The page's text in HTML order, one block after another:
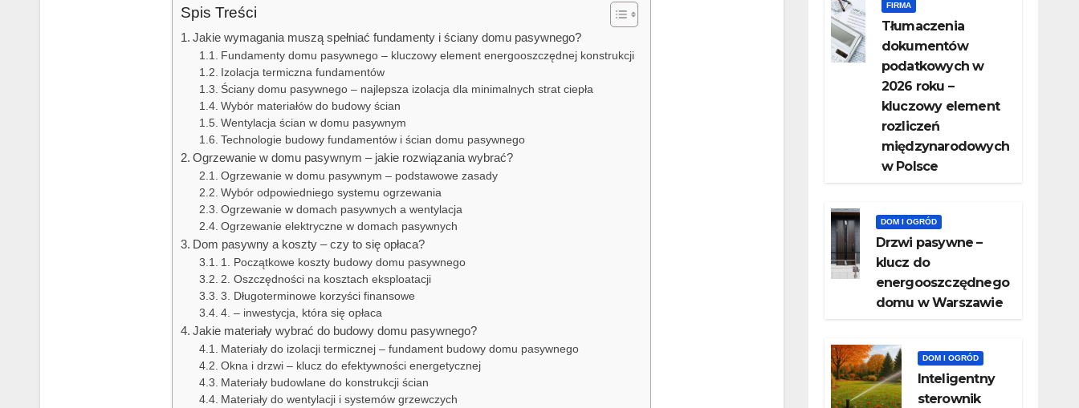
Spis Treści
Jakie wymagania muszą spełniać fundamenty i ściany domu pasywnego?
Fundamenty domu pasywnego – kluczowy element energooszczędnej konstrukcji
Izolacja termiczna fundamentów
Ściany domu pasywnego – najlepsza izolacja dla minimalnych strat ciepła
Wybór materiałów do budowy ścian
Wentylacja ścian w domu pasywnym
Technologie budowy fundamentów i ścian domu pasywnego
Ogrzewanie w domu pasywnym – jakie rozwiązania wybrać?
Ogrzewanie w domu pasywnym – podstawowe zasady
Wybór odpowiedniego systemu ogrzewania
Ogrzewanie w domach pasywnych a wentylacja
Ogrzewanie elektryczne w domach pasywnych
Dom pasywny a koszty – czy to się opłaca?
1. Początkowe koszty budowy domu pasywnego
2. Oszczędności na kosztach eksploatacji
3. Długoterminowe korzyści finansowe
4. – inwestycja, która się opłaca
Jakie materiały wybrać do budowy domu pasywnego?
Materiały do izolacji termicznej – fundament budowy domu pasywnego
Okna i drzwi – klucz do efektywności energetycznej
Materiały budowlane do konstrukcji ścian
Materiały do wentylacji i systemów grzewczych
FIRMA
Tłumaczenia
dokumentów
podatkowych w
2026 roku –
kluczowy element
rozliczeń
międzynarodowych
w Polsce
DOM I OGRÓD
Drzwi pasywne –
klucz do
energooszczędnego
domu w Warszawie
DOM I OGRÓD
Inteligentny
sterownik